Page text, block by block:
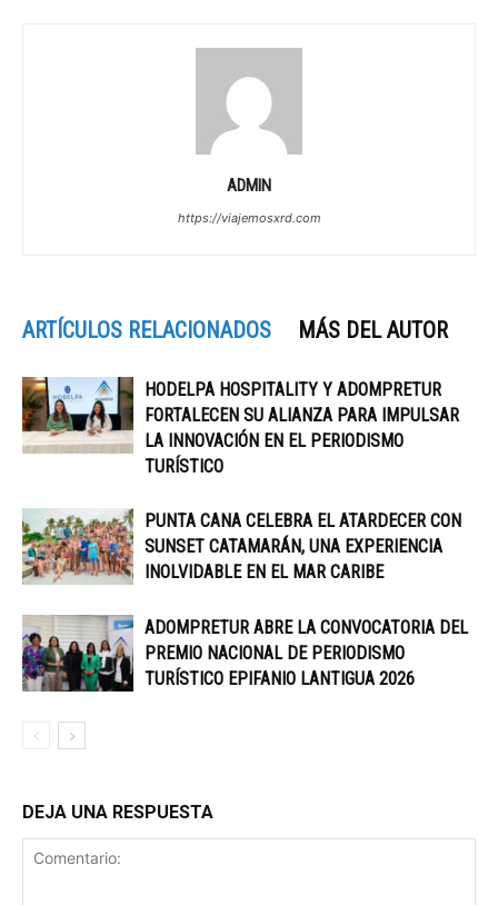
ADMIN
https://viajemosxrd.com
ARTÍCULOS RELACIONADOS MÁS DEL AUTOR
HODELPA HOSPITALITY Y ADOMPRETUR
FORTALECEN SU ALIANZA PARA IMPULSAR
LA INNOVACIÓN EN EL PERIODISMO
TURÍSTICO
PUNTA CANA CELEBRA EL ATARDECER CON
SUNSET CATAMARÁN, UNA EXPERIENCIA
INOLVIDABLE EN EL MAR CARIBE
ADOMPRETUR ABRE LA CONVOCATORIA DEL
PREMIO NACIONAL DE PERIODISMO
TURÍSTICO EPIFANIO LANTIGUA 2026
DEJA UNA RESPUESTA